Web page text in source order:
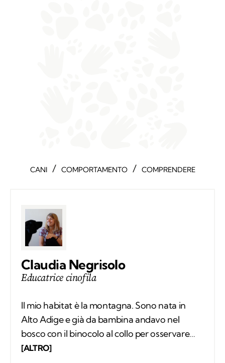
CANI / COMPORTAMENTO / COMPRENDERE
Claudia Negrisolo
Educatrice cinofila
Il mio habitat è la montagna. Sono nata in
Alto Adige e già da bambina andavo nel
bosco con il binocolo al collo per osservare
silenziosamente i comportamenti degli
[ALTRO]